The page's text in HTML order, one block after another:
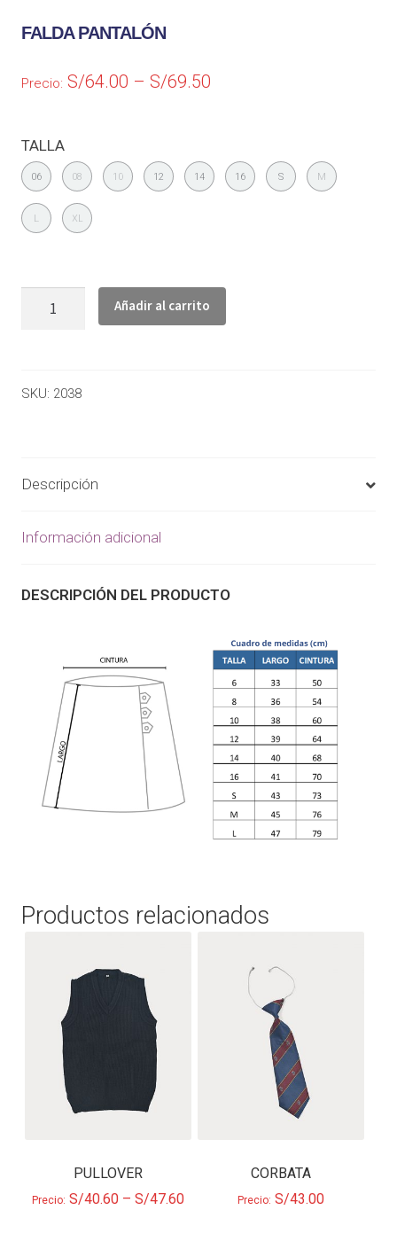
FALDA PANTALÓN
Precio: S/64.00 –S/69.50
TALLA
06 08 10 12 14 16 S M
L XL
Añadir al carrito
SKU: 2038
Descripción
Información adicional
DESCRIPCIÓN DEL PRODUCTO
Productos relacionados
PULLOVER
Precio: S/40.60 –S/47.60
CORBATA
Precio: S/43.00